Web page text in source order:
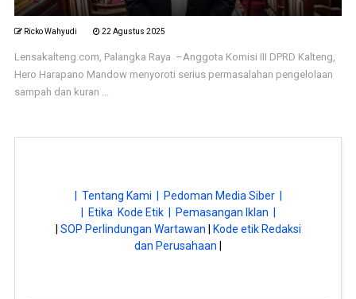
Ricko Wahyudi 22 Agustus 2025
Lensakalteng.com, Palangka Raya –Anggota Komisi III DPRD Kalteng,
Hero Harapano Mandow menyoroti serius permasalahan pengelolaan
sampah dan kuran ...
| Tentang Kami |
Pedoman Media Siber |
| Etika Kode Etik |
Pemasangan Iklan |
SOP Perlindungan Wartawan
Kode etik Redaksi
dan Perusahaan